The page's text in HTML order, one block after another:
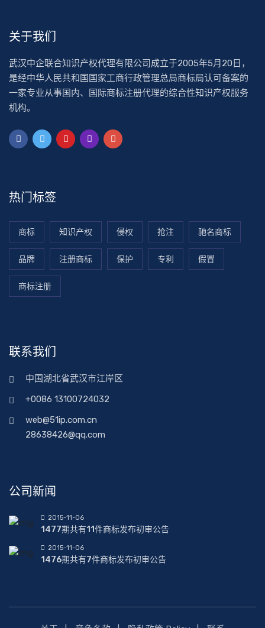
关于我们
武汉中企联合知识产权代理有限公司成立于2005年5月20日，
是经中华人民共和国国家工商行政管理总局商标局认可备案的
一家专业从事国内、国际商标注册代理的综合性知识产权服务
机构。
热门标签
商标 知识产权 侵权 抢注 驰名商标
品牌 注册商标 保护 专利 假冒
商标注册
联系我们
中国湖北省武汉市江岸区
+0086 13100724032
web@51ip.com.cn
28638426@qq.com
公司新闻
2015-11-06
1477期共有11件商标发布初审公告
2015-11-06
1476期共有7件商标发布初审公告